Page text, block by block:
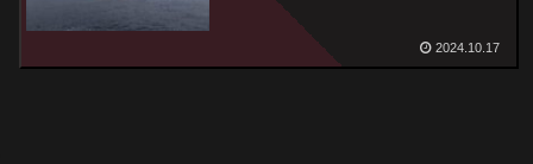
2024.10.17